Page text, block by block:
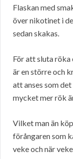
Flaskan med
över nikotinet i
sedan skakas.
För att sluta
är en större och
att anses som
mycket mer rök
Vilket man än
förångaren som
veke och när